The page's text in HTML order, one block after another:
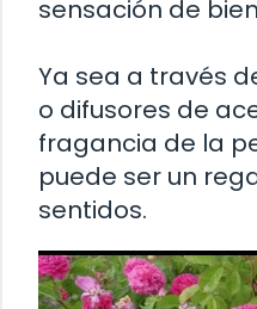
sensación de
Ya sea a través
o difusores de
fragancia de la
puede ser un
sentidos.